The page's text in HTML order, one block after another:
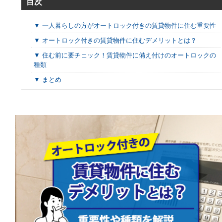
目次
▼ 一人暮らしの方がオートロック付きの賃貸物件に住む重要性
▼ オートロック付きの賃貸物件に住むデメリットとは？
▼ 住む前に要チェック！賃貸物件に備え付けのオートロックの
種類
▼ まとめ